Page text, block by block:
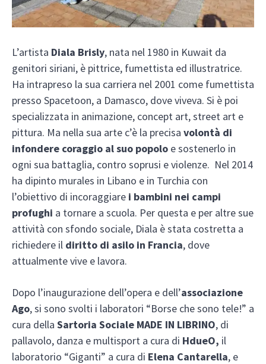
L’artista Diala Brisly, nata nel 1980 in Kuwait da
genitori siriani, è pittrice, fumettista ed illustratrice.
Ha intrapreso la sua carriera nel 2001 come fumettista
presso Spacetoon, a Damasco, dove viveva. Si è poi
specializzata in animazione, concept art, street art e
pittura. Ma nella sua arte c’è la precisa volontà di
infondere coraggio al suo popolo e sostenerlo in
ogni sua battaglia, contro soprusi e violenze. Nel 2014
ha dipinto murales in Libano e in Turchia con
l’obiettivo di incoraggiare i bambini nei campi
profughi a tornare a scuola. Per questa e per altre sue
attività con sfondo sociale, Diala è stata costretta a
richiedere il diritto di asilo in Francia, dove
attualmente vive e lavora.
Dopo l’inaugurazione dell’opera e dell’associazione
Ago, si sono svolti i laboratori “Borse che sono tele!” a
cura della Sartoria Sociale MADE IN LIBRINO, di
pallavolo, danza e multisport a cura di HdueO, il
laboratorio “Giganti” a cura di Elena Cantarella, e